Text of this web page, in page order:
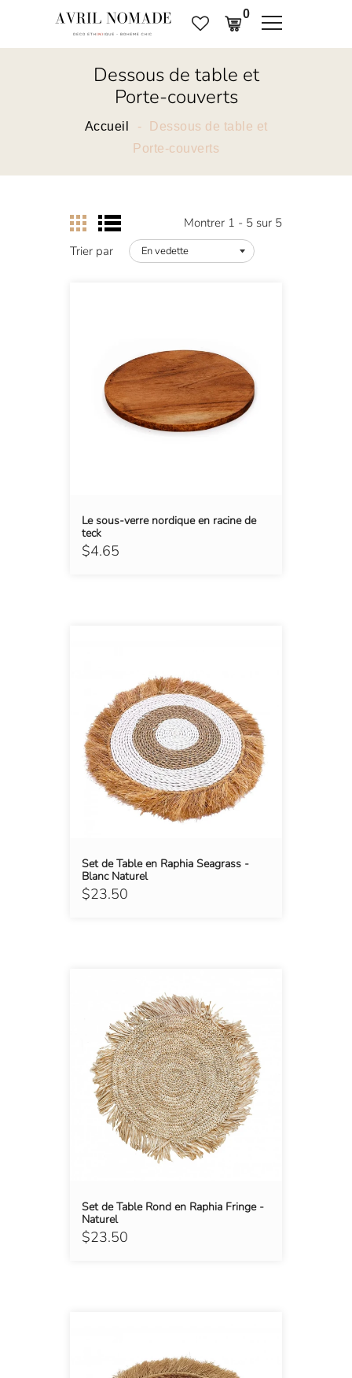
0
Dessous de table et
Porte-couverts
Accueil
Dessous de table et
Porte-couverts
Montrer 1 - 5 sur 5
Trier par
$4.65
Le sous-verre nordique en racine de
teck
$23.50
Set de Table en Raphia Seagrass -
Blanc Naturel
$23.50
Set de Table Rond en Raphia Fringe -
Naturel